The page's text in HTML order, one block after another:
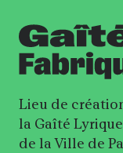
Lieu de
la Gaîté
de la Ville de